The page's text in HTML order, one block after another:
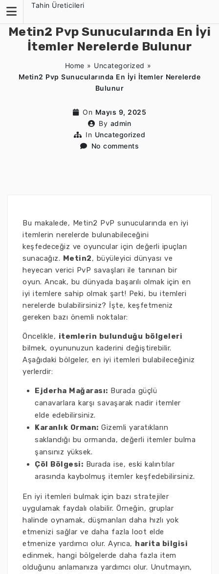
content
Tahin Üreticileri
Metin2 Pvp Sunucularında En İyi
İtemler Nerelerde Bulunur
Home » Uncategorized »
Metin2 Pvp Sunucularında En İyi İtemler Nerelerde
Bulunur
On Mayıs 9, 2025
By admin
In Uncategorized
No comments
Bu makalede, Metin2 PvP sunucularında en iyi
itemlerin nerelerde bulunabileceğini
keşfedeceğiz ve oyuncular için değerli ipuçları
sunacağız. Metin2, büyüleyici dünyası ve
heyecan verici PvP savaşları ile tanınan bir
oyun. Ancak, bu dünyada başarılı olmak için en
iyi itemlere sahip olmak şart! Peki, bu itemleri
nerelerde bulabilirsiniz? İşte, keşfetmeniz
gereken bazı önemli noktalar:
Öncelikle, itemlerin bulunduğu bölgeleri
bilmek, oyununuzun kaderini değiştirebilir.
Aşağıdaki bölgeler, en iyi itemleri bulabileceğiniz
yerlerdir:
Ejderha Mağarası: Burada güçlü
canavarlara karşı savaşarak nadir itemler
elde edebilirsiniz.
Karanlık Orman: Gizemli yaratıkların
saklandığı bu ormanda, değerli itemler bulma
şansınız yüksek.
Çöl Bölgesi: Burada ise, eski kalıntılar
arasında kaybolmuş itemler keşfedebilirsiniz.
En iyi itemleri bulmak için bazı stratejiler
uygulamak faydalı olabilir. Örneğin, gruplar
halinde oynamak, düşmanları daha hızlı yok
etmenizi sağlar ve daha fazla loot elde
etmenize yardımcı olur. Ayrıca, harita bilgisi
edinmek, hangi bölgelerde daha fazla item
olduğunu anlamanıza yardımcı olur. Unutmayın,